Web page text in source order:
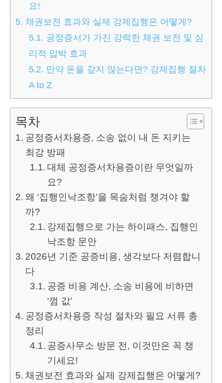
요!
5. 채권보전 효과와 실제 강제집행은 어떻게?
5.1. 공정증서가 가진 강력한 채권 보전 및 심
리적 압박 효과
5.2. 만약 돈을 갚지 않는다면? 강제집행 절차
A to Z
목차
공정증서차용증, 소송 없이 내 돈 지키는
최강 방패
대체 공정증서차용증이란 무엇일까
요?
왜 ‘집행인낙조항’을 목숨처럼 챙겨야 할
까?
강제집행으로 가는 하이패스, 집행인
낙조항 문안
2026년 기준 공증비용, 생각보다 저렴합니
다
공증 비용 계산, 소송 비용에 비하면
‘껌 값’
공정증서차용증 작성 절차와 필요 서류 총
정리
공증사무소 방문 전, 이것만은 꼭 챙
기세요!
채권보전 효과와 실제 강제집행은 어떻게?